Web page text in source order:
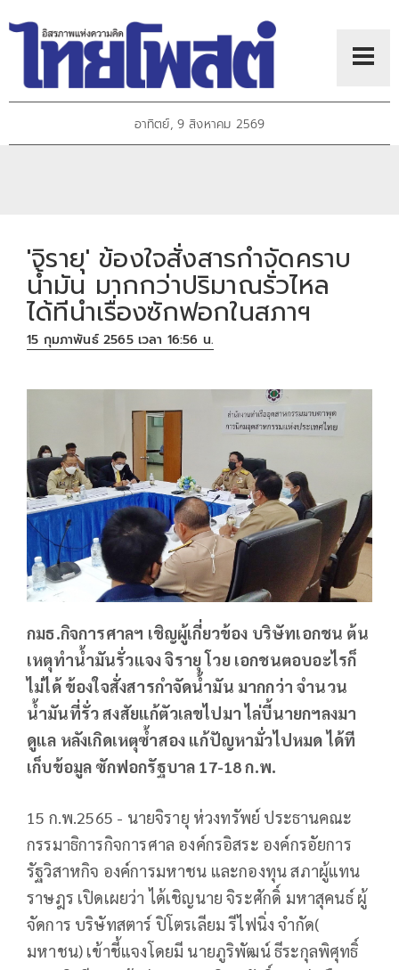
อาทิตย์, 9 สิงหาคม 2569
'จิรายุ' ข้องใจสั่งสารกำจัดคราบ
น้ำมัน มากกว่าปริมาณรั่วไหล
ได้ทีนำเรื่องซักฟอกในสภาฯ
15 กุมภาพันธ์ 2565 เวลา 16:56 น.
กมธ.กิจการศาลฯ เชิญผู้เกี่ยวข้อง บริษัทเอกชน ต้น
เหตุทำน้ำมันรั่วแจง จิรายุ โวย เอกชนตอบอะไรก็
ไม่ได้ ข้องใจสั่งสารกำจัดน้ำมัน มากกว่า จำนวน
น้ำมันที่รั่ว สงสัยแก้ตัวเลขไปมา ไล่บี้นายกฯลงมา
ดูแล หลังเกิดเหตุซ้ำสอง แก้ปัญหามั่วไปหมด ได้ที
เก็บข้อมูล ซักฟอกรัฐบาล 17-18 ก.พ.
15 ก.พ.2565 - นายจิรายุ ห่วงทรัพย์ ประธานคณะ
กรรมาธิการกิจการศาล องค์กรอิสระ องค์กรอัยการ
รัฐวิสาหกิจ องค์การมหาชน และกองทุน สภาผู้แทน
ราษฎร เปิดเผยว่า ได้เชิญนาย จิระศักดิ์ มหาสุคนธ์ ผู้
จัดการ บริษัทสตาร์ ปิโตรเลียม รีไฟนิ่ง จำกัด(
มหาชน) เข้าชี้แจงโดยมี นายภูริพัฒน์ ธีระกุลพิศุทธิ์